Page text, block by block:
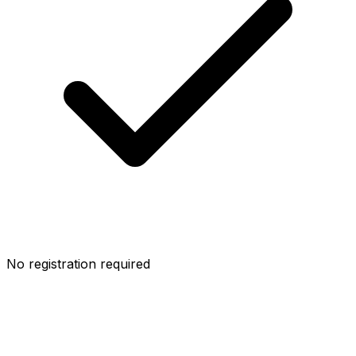
No registration required